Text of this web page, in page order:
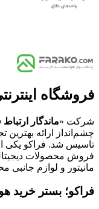
فروشگاه
شرکت «ماندگار ارتباط
چشم‌انداز ارائه بهترین
تاسیس شد. فراکو یکی
فروش محصولات
مانیتور و لوازم
فراکو؛ بستر خرید